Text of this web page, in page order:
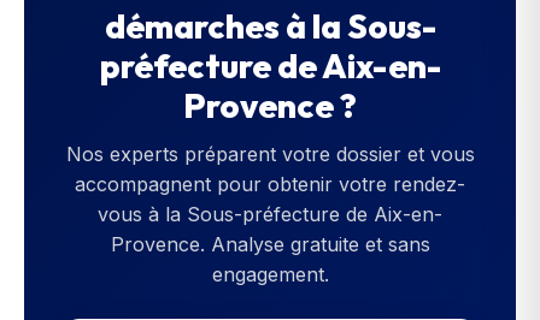
démarches à laSous-
préfecture de Aix-en-
Provence?
Nos experts préparent votre dossier et vous
accompagnent pour obtenir votre rendez-
vous à la Sous-préfecture de Aix-en-
Provence. Analyse gratuite et sans
engagement.